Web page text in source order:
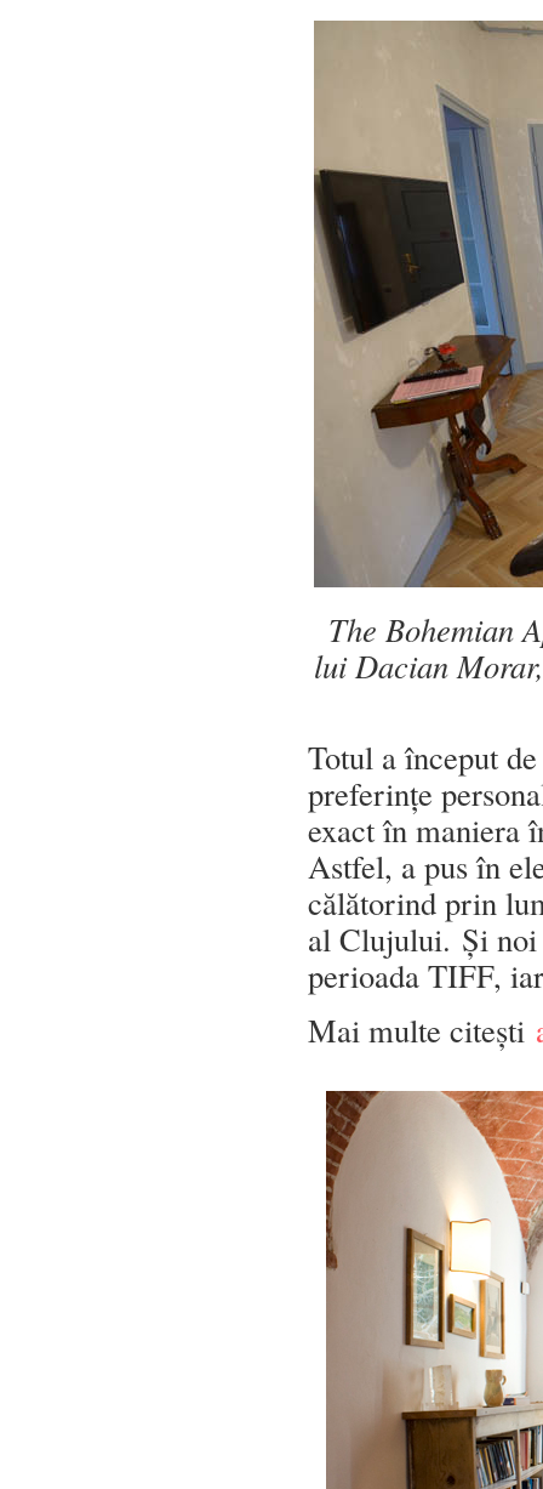
The Bohemian
lui Dacian
Totul a început
preferințe
exact în maniera
Astfel, a pus în
călătorind prin
al Clujului. Și
perioada TIFF,
Mai multe citești